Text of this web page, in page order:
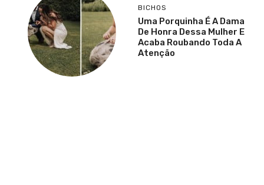
BICHOS
Uma Porquinha É A Dama
De Honra Dessa Mulher E
Acaba Roubando Toda A
Atenção